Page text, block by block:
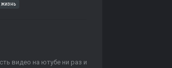
жизнь
видео на ютубе ни раз и